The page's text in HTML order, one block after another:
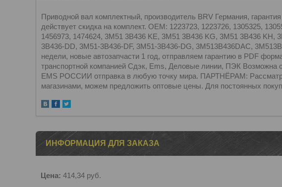
Приводной вал комплектный, производитель BRV Германия,
действует скидка на комплект. OEM: 1223723, 1223726, 1305325,
1456973, 1474624, 3M51 3B436 KE, 3M51 3B436 KG, 3M51 3B436 KH,
3B436-DD, 3M51-3B436-DF, 3M51-3B436-DG, 3M513B436DAC,
недели, новые автозапчасти 1 год, отправляем гарантию в PDF
транспортной компанией Сдэк, Ems, Деловые линии, ПЭК Возможна
EMS РОССИИ отправка в любую точку мира. ПАРТНЁРАМ:
магазинами, можем предложить оптовые цены. Для постоянных
ИНФОРМАЦИЯ ДЛЯ ЗАКАЗА
Цена: 414,34 руб.